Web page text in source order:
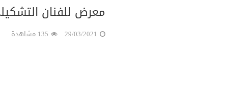
معرض للفنان
29/03/2021 135 مشاهدة